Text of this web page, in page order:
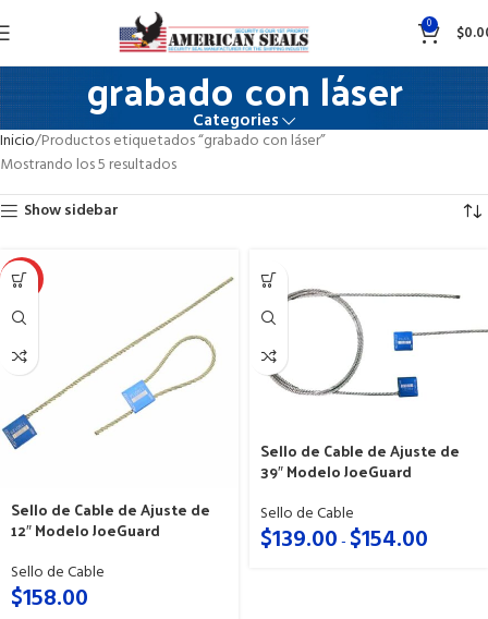
0 $
grabado con láser
Categories
Inicio Productos etiquetados “grabado con láser”
Mostrando los 5 resultados
Show sidebar
HOT
Sello de Cable de Ajuste de
12″ Modelo JoeGuard
Sello de Cable
$158.00
Sello de Cable de Ajuste de
39″ Modelo JoeGuard
Sello de Cable
$139.00- $154.00